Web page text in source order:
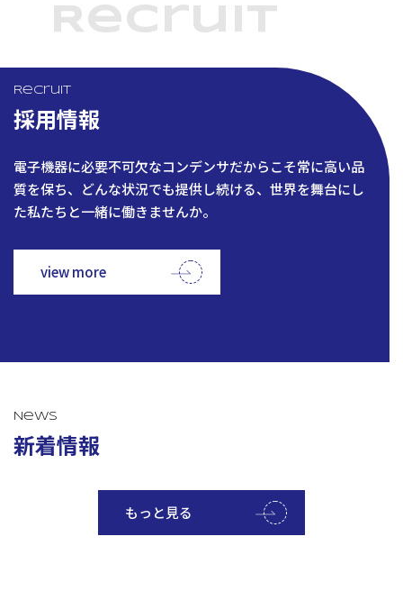
Recruit
Recruit
採用情報
電子機器に必要不可欠なコンデンサだからこそ常に高い品
質を保ち、どんな状況でも提供し続ける、世界を舞台にし
た私たちと一緒に働きませんか。
view more
News
新着情報
もっと見る